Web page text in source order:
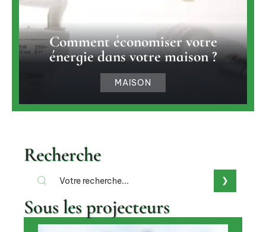
Comment économiser votre
énergie dans votre maison ?
MAISON
Recherche
Sous les projecteurs